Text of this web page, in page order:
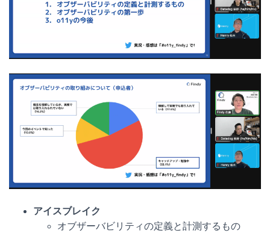
アイスブレイク
オブザーバビリティの定義と計測するもの